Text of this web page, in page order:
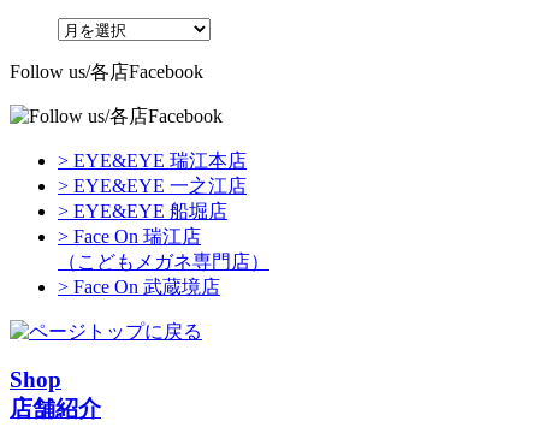
Follow us/各店Facebook
> EYE&EYE 瑞江本店
> EYE&EYE 一之江店
> EYE&EYE 船堀店
> Face On 瑞江店
（こどもメガネ専門店）
> Face On 武蔵境店
Shop
店舗紹介